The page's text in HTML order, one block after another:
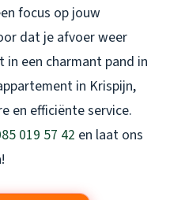
focus op jouw
dat je afvoer weer
een charmant pand in
in Krispijn,
en efficiënte service.
019 57 42 en laat ons